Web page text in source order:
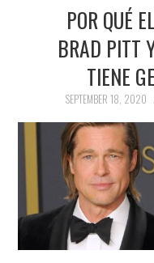
POR QUÉ
BRAD PITT
TIENE
SEPTEMBER 18, 2020